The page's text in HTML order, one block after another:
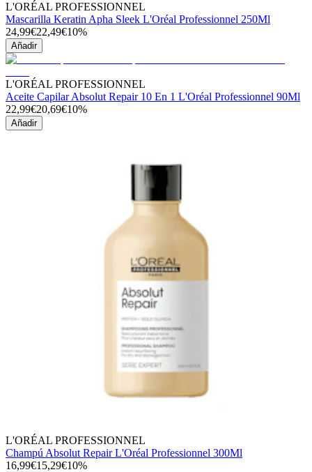
L'ORÉAL PROFESSIONNEL
Mascarilla Keratin Apha Sleek L'Oréal Professionnel 250Ml
24,99€22,49€10%
Añadir
L'ORÉAL PROFESSIONNEL
Aceite Capilar Absolut Repair 10 En 1 L'Oréal Professionnel 90Ml
22,99€20,69€10%
Añadir
L'ORÉAL PROFESSIONNEL
Champú Absolut Repair L'Oréal Professionnel 300Ml
16,99€15,29€10%